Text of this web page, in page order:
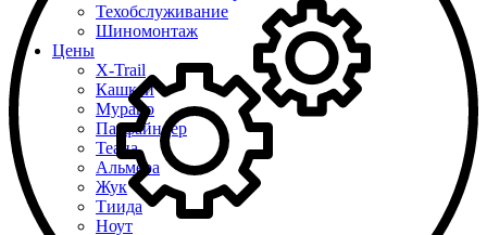
Техобслуживание
Шиномонтаж
Цены
X-Trail
Кашкай
Мурано
Патфайндер
Теана
Альмера
Жук
Тиида
Ноут